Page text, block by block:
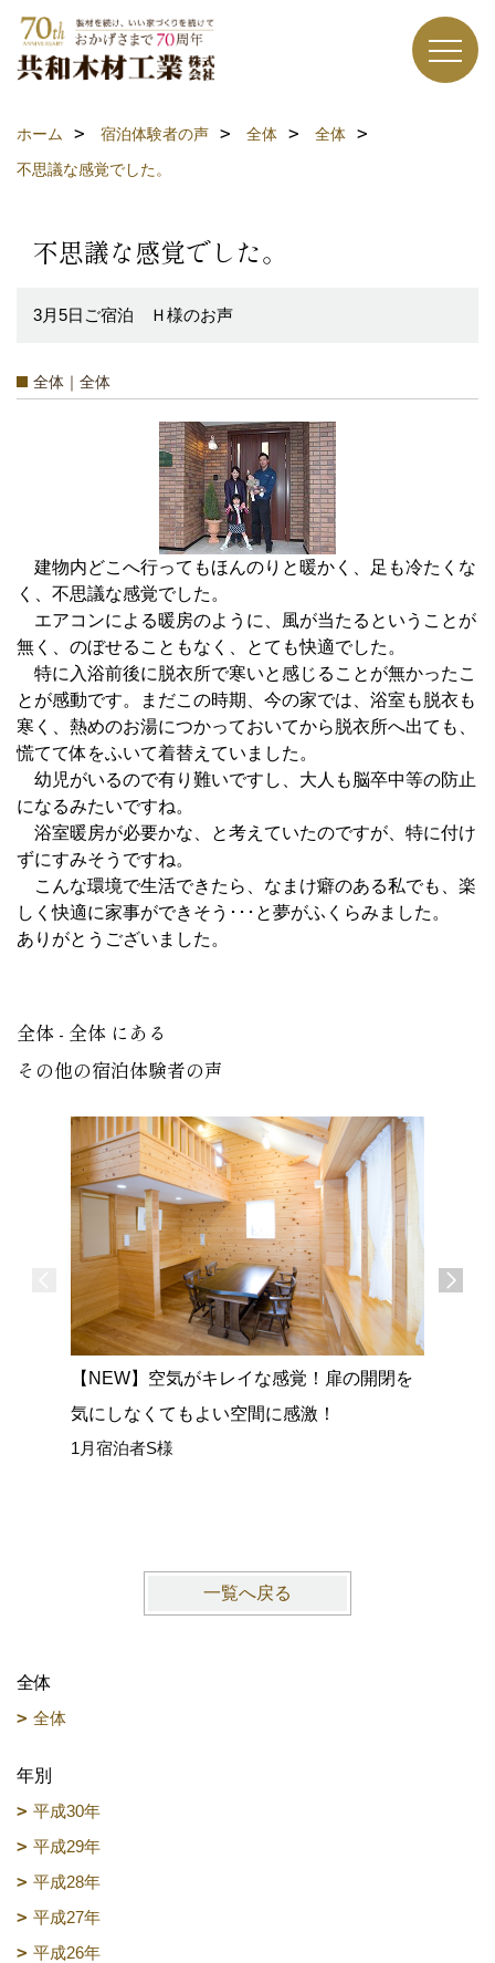
ホーム 宿泊体験者の声 全体
全体
不思議な感覚でした。
不思議な感覚でした。
3月5日ご宿泊 Ｈ様のお声
全体｜全体
建物内どこへ行ってもほんのりと暖かく、足も冷たくな
く、不思議な感覚でした。
エアコンによる暖房のように、風が当たるということが
無く、のぼせることもなく、とても快適でした。
特に入浴前後に脱衣所で寒いと感じることが無かったこ
とが感動です。まだこの時期、今の家では、浴室も脱衣も
寒く、熱めのお湯につかっておいてから脱衣所へ出ても、
慌てて体をふいて着替えていました。
幼児がいるので有り難いですし、大人も脳卒中等の防止
になるみたいですね。
浴室暖房が必要かな、と考えていたのですが、特に付け
ずにすみそうですね。
こんな環境で生活できたら、なまけ癖のある私でも、楽
しく快適に家事ができそう･･･と夢がふくらみました。
ありがとうございました。
全体 - 全体 にある
その他の宿泊体験者の声
【NEW】空気がキレイな感覚！扉の開閉を
気にしなくてもよい空間に感激！
1月宿泊者S様
一覧へ戻る
全体
全体
年別
平成30年
平成29年
平成28年
平成27年
平成26年